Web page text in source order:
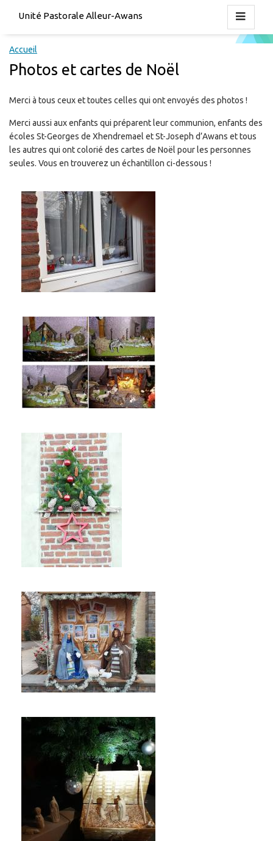
Unité Pastorale Alleur-Awans
Accueil
Photos et cartes de Noël
Merci à tous ceux et toutes celles qui ont envoyés des photos !
Merci aussi aux enfants qui préparent leur communion, enfants des
écoles St-Georges de Xhendremael et St-Joseph d’Awans et tous
les autres qui ont colorié des cartes de Noël pour les personnes
seules. Vous en trouverez un échantillon ci-dessous !